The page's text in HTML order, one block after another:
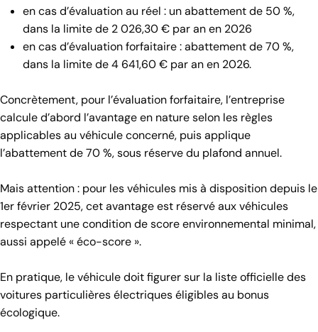
en cas d’évaluation au réel : un abattement de 50 %,
dans la limite de 2 026,30 € par an en 2026
en cas d’évaluation forfaitaire : abattement de 70 %,
dans la limite de 4 641,60 € par an en 2026.
Concrètement, pour l’évaluation forfaitaire, l’entreprise
calcule d’abord l’avantage en nature selon les règles
applicables au véhicule concerné, puis applique
l’abattement de 70 %, sous réserve du plafond annuel.
Mais attention : pour les véhicules mis à disposition depuis le
1er février 2025, cet avantage est réservé aux véhicules
respectant une condition de score environnemental minimal,
aussi appelé « éco-score ».
En pratique, le véhicule doit figurer sur la liste officielle des
voitures particulières électriques éligibles au bonus
écologique.